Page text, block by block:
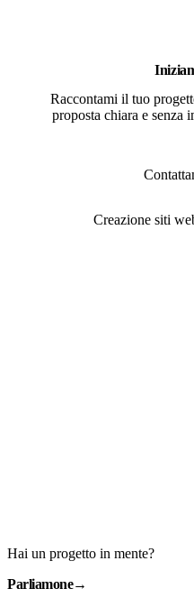
Raccontami il tuo
proposta chiara e senza
Creazione siti
Hai un progetto in mente?
Parliamone→